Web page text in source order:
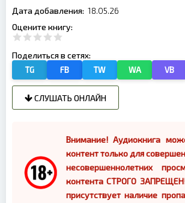
Дата добавления: 18.05.26
Оцените книгу:
Поделиться в сетях:
TG FB TW WA VB
СЛУШАТЬ ОНЛАЙН
Внимание! Аудиокнига
контент только для
несовершеннолетних
контента СТРОГО
присутствует наличие